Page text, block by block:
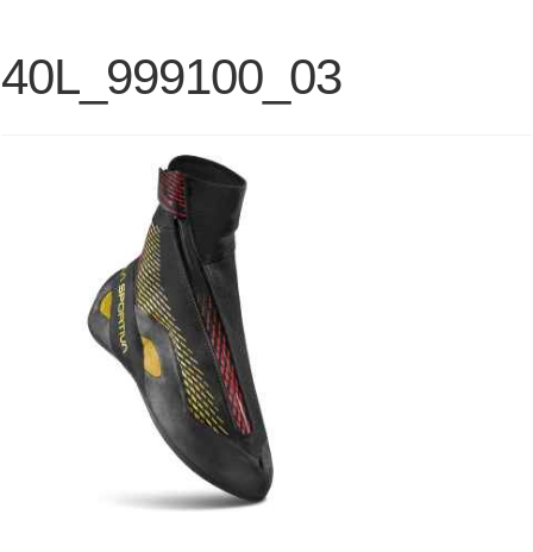
40L_999100_03